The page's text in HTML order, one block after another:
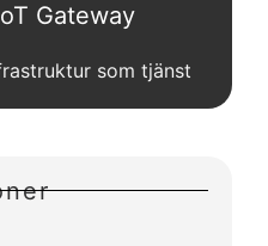
Gateway
som tjänst